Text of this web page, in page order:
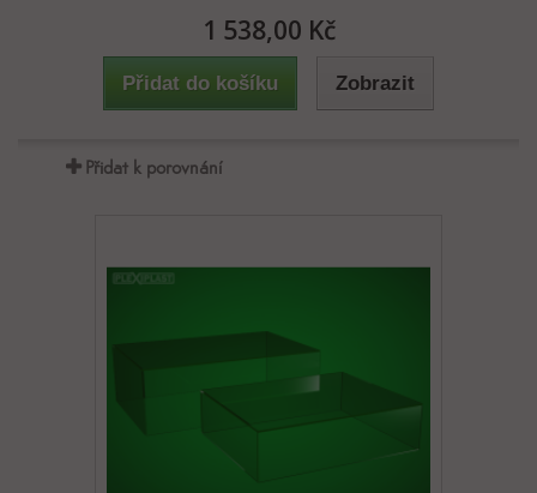
1 538,00 Kč
Přidat do košíku Zobrazit
Přidat k porovnání